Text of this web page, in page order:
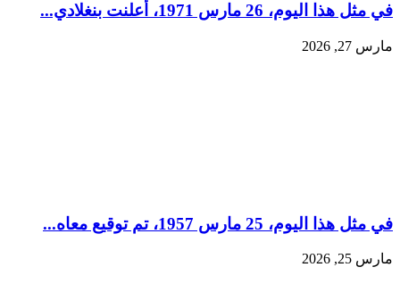
في مثل هذا اليوم، 26 مارس 1971، أعلنت بنغلادي...
مارس 27, 2026
في مثل هذا اليوم، 25 مارس 1957، تم توقيع معاه...
مارس 25, 2026